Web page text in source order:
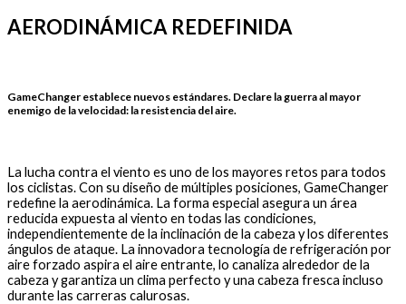
AERODINÁMICA REDEFINIDA
GameChanger establece nuevos estándares. Declare la guerra al mayor
enemigo de la velocidad: la resistencia del aire.
La lucha contra el viento es uno de los mayores retos para todos
los ciclistas. Con su diseño de múltiples posiciones, GameChanger
redefine la aerodinámica. La forma especial asegura un área
reducida expuesta al viento en todas las condiciones,
independientemente de la inclinación de la cabeza y los diferentes
ángulos de ataque. La innovadora tecnología de refrigeración por
aire forzado aspira el aire entrante, lo canaliza alrededor de la
cabeza y garantiza un clima perfecto y una cabeza fresca incluso
durante las carreras calurosas.